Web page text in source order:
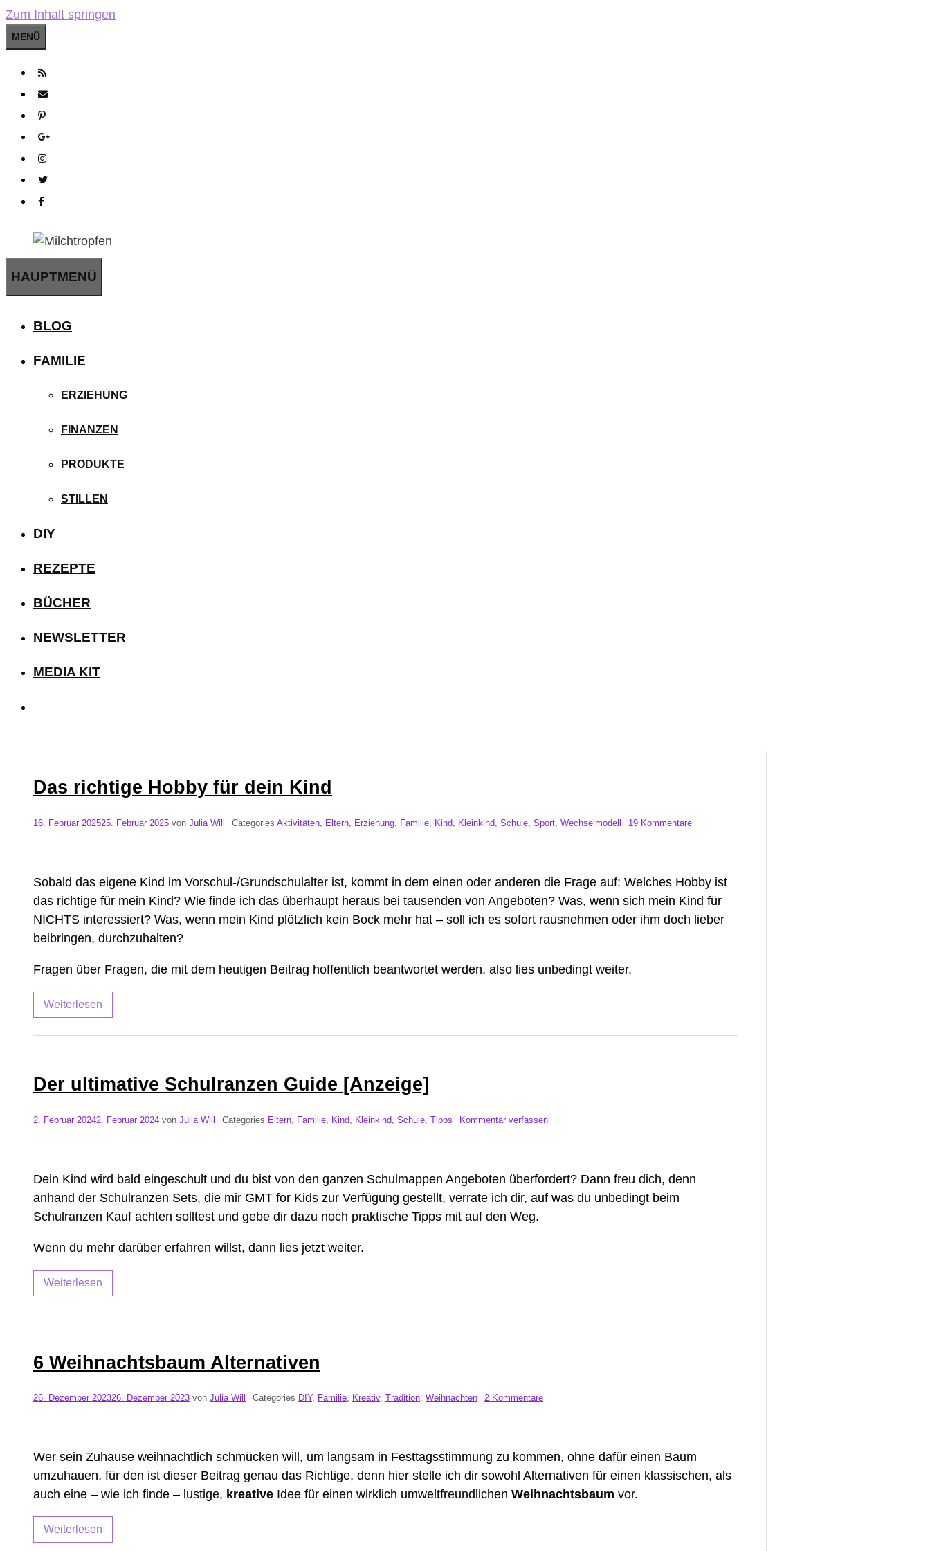
Zum Inhalt springen
MENÜ
HAUPTMENÜ
BLOG
FAMILIE
ERZIEHUNG
FINANZEN
PRODUKTE
STILLEN
DIY
REZEPTE
BÜCHER
NEWSLETTER
MEDIA KIT
Das richtige Hobby für dein Kind
16. Februar 202525. Februar 2025 von Julia Will Categories Aktivitäten, Eltern, Erziehung, Familie, Kind, Kleinkind, Schule, Sport, Wechselmodell 19 Kommentare
Sobald das eigene Kind im Vorschul-/Grundschulalter ist, kommt in dem einen oder anderen die Frage auf: Welches Hobby ist
das richtige für mein Kind? Wie finde ich das überhaupt heraus bei tausenden von Angeboten? Was, wenn sich mein Kind für
NICHTS interessiert? Was, wenn mein Kind plötzlich kein Bock mehr hat – soll ich es sofort rausnehmen oder ihm doch lieber
beibringen, durchzuhalten?
Fragen über Fragen, die mit dem heutigen Beitrag hoffentlich beantwortet werden, also lies unbedingt weiter.
Weiterlesen
Der ultimative Schulranzen Guide [Anzeige]
2. Februar 20242. Februar 2024 von Julia Will Categories Eltern Familie Kind Kleinkind Schule Tipps Kommentar verfassen
Dein Kind wird bald eingeschult und du bist von den ganzen Schulmappen Angeboten überfordert? Dann freu dich, denn
anhand der Schulranzen Sets, die mir GMT for Kids zur Verfügung gestellt, verrate ich dir, auf was du unbedingt beim
Schulranzen Kauf achten solltest und gebe dir dazu noch praktische Tipps mit auf den Weg.
Wenn du mehr darüber erfahren willst, dann lies jetzt weiter.
Weiterlesen
6 Weihnachtsbaum Alternativen
26. Dezember 202326. Dezember 2023 von Julia Will Categories DIY, Familie, Kreativ, Tradition, Weihnachten 2 Kommentare
Wer sein Zuhause weihnachtlich schmücken will, um langsam in Festtagsstimmung zu kommen, ohne dafür einen Baum
umzuhauen, für den ist dieser Beitrag genau das Richtige, denn hier stelle ich dir sowohl Alternativen für einen klassischen, als
auch eine – wie ich finde – lustige, kreative Idee für einen wirklich umweltfreundlichen Weihnachtsbaum vor.
Weiterlesen